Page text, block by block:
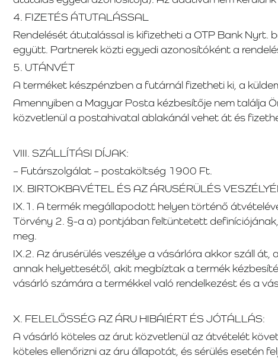
4. FIZETÉS ÁTUTALÁSSAL
Rendelését átutalással is kifizetheti a OTP Bank Nyrt.
együtt. Partnerek közti egyedi azonosítóként a
5. UTÁNVÉT
A terméket készpénzben a futárnál fizetheti ki, a
Amennyiben a Magyar Posta kézbesítője nem találja
közvetlenül a postahivatal ablakánál vehet át és
VIII. SZÁLLÍTÁSI DÍJAK:
– Futárszolgálat – postaköltség 1900 Ft.
IX. BIRTOKBAVÉTEL ÉS AZ ÁRUSÉRÜLÉS
IX.1. A termék megállapodott helyen történő
Törvény 2. §-a a) pontjában feltüntetett
meg.
IX.2. Az árusérülés veszélye a vásárlóra akkor száll
annak helyettesétől, akit megbíztak a termék
vásárló számára a termékkel való rendelkezést és a
X. FELELŐSSÉG AZ ÁRU HIBÁIÉRT ÉS JÓTÁLLÁS:
A vásárló köteles az árut közvetlenül az átvételét
köteles ellenőrizni az áru állapotát, és sérülés esetén